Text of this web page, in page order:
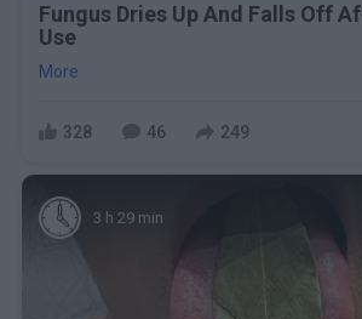
Fungus Dries Up And Falls Off
Use
More
328 46 249
3 h 29 min